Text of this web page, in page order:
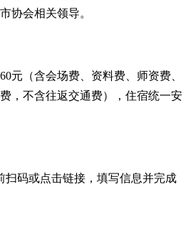
协会相关领导。
元（含会场费、资料费、师资费、
，不含往返交通费），住宿统一安
扫码或点击链接，填写信息并完成